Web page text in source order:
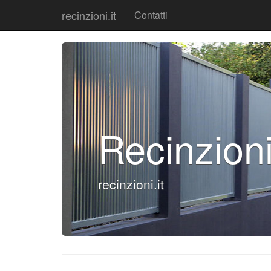
recinzioni.it Contatti
recinzioni.it